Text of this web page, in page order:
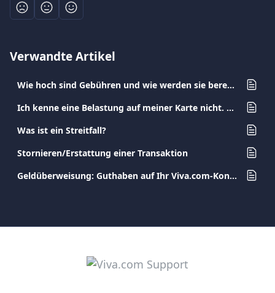
Verwandte Artikel
Wie hoch sind Gebühren und wie werden sie berechnet?
Ich kenne eine Belastung auf meiner Karte nicht. Was muss ich tun?
Was ist ein Streitfall?
Stornieren/Erstattung einer Transaktion
Geldüberweisung: Guthaben auf Ihr Viva.com-Konto einzahlen